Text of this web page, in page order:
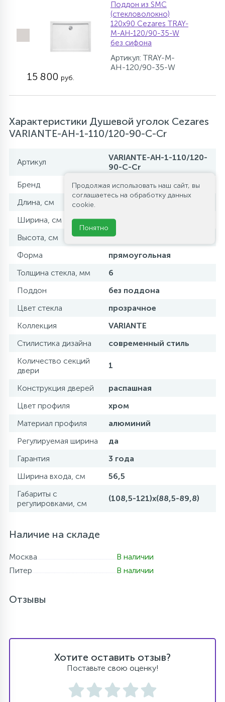
Поддон из SMC
(стекловолокно)
120х90 Cezares TRAY-
M-AH-120/90-35-W
без сифона
Артикул: TRAY-M-
AH-120/90-35-W
15 800 руб.
Характеристики Душевой уголок Cezares
VARIANTE-AH-1-110/120-90-C-Cr
Артикул
VARIANTE-AH-1-110/120-
90-C-Cr
Бренд
Cezares
Длина, см
110-120
Ширина, см
90
Высота, см
195
Форма
прямоугольная
Толщина стекла, мм
6
Поддон
без поддона
Цвет стекла
прозрачное
Коллекция
VARIANTE
Стилистика дизайна
современный стиль
Количество секций
двери
1
Конструкция дверей
распашная
Цвет профиля
хром
Материал профиля
алюминий
Регулируемая ширина
да
Гарантия
3 года
Ширина входа, см
56,5
Габариты с
регулировками, см
(108,5-121)x(88,5-89,8)
Наличие на складе
Москва
В наличии
Питер
В наличии
Отзывы
Хотите оставить отзыв?
Поставьте свою оценку!
Продолжая использовать наш сайт, вы
соглашаетесь на обработку данных
cookie.
Понятно